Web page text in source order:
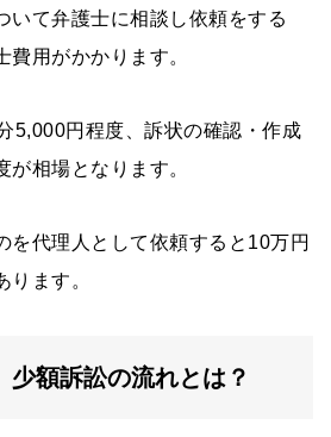
いて弁護士に相談し依頼をする
費用がかかります。
5,000円程度、訴状の確認・作成
が相場となります。
を代理人として依頼すると10万円
ります。
少額訴訟の流れとは？